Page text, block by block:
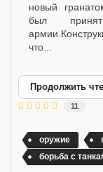
новый
был
что...
Продолжить
11
оружие
борьба с